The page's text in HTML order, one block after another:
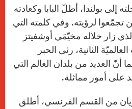
p
p
g
e
r
o
k
r
إلى بولندا، أطلّ البابا وكعادته
لرؤيته. وفي كلمته التي
الذي زار خلاله مخيّمَي أوشفيتز
الثانية، رثى الحبر
أنّ العديد من بلدان العالم التي
على أمور مماثلة.
من القسم الفرنسي، أطلق